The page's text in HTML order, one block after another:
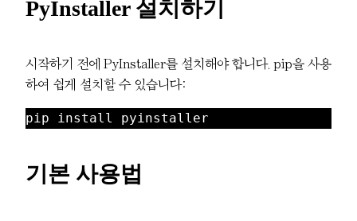
PyInstaller 설치하기
시작하기 전에 PyInstaller를 설치해야 합니다. pip을 사용
하여 쉽게 설치할 수 있습니다:
pip install pyinstaller
기본 사용법